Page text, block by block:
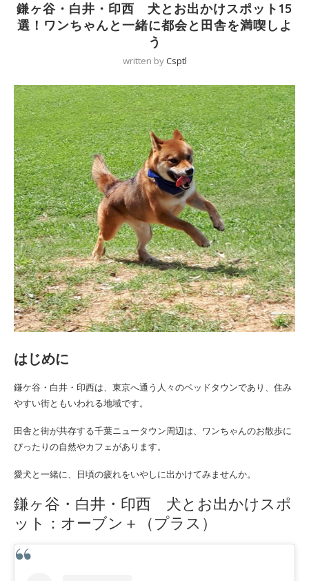
鎌ヶ谷・白井・印西 犬とお出かけスポット15
選！ワンちゃんと一緒に都会と田舎を満喫しよ
う
written byCsptl
はじめに
鎌ケ谷・白井・印西は、東京へ通う人々のベッドタウンであり、住み
やすい街ともいわれる地域です。
田舎と街が共存する千葉ニュータウン周辺は、ワンちゃんのお散歩に
ぴったりの自然やカフェがあります。
愛犬と一緒に、日頃の疲れをいやしに出かけてみませんか。
鎌ヶ谷・白井・印西 犬とお出かけスポ
ット：オーブン＋（プラス）